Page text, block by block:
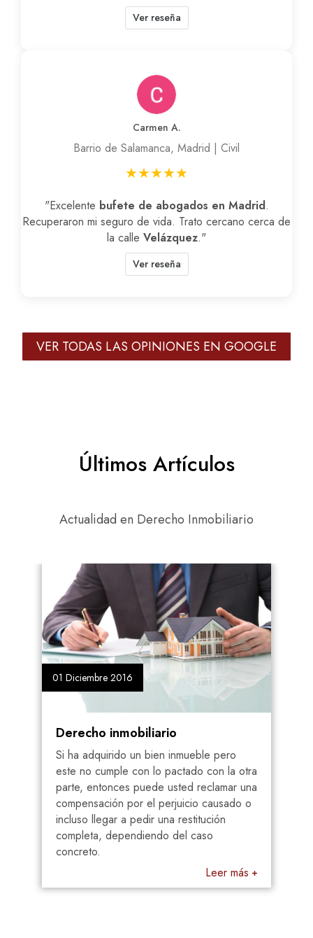
Ver reseña
Carmen A.
Barrio de Salamanca, Madrid | Civil
★★★★★
"Excelente bufete de abogados en Madrid.
Recuperaron mi seguro de vida. Trato cercano cerca de
la calle Velázquez."
Ver reseña
VER TODAS LAS OPINIONES EN GOOGLE
Últimos Artículos
Actualidad en Derecho Inmobiliario
01 Diciembre 2016
Derecho inmobiliario
Si ha adquirido un bien inmueble pero
este no cumple con lo pactado con la otra
parte, entonces puede usted reclamar una
compensación por el perjuicio causado o
incluso llegar a pedir una restitución
completa, dependiendo del caso
concreto.
Leer más